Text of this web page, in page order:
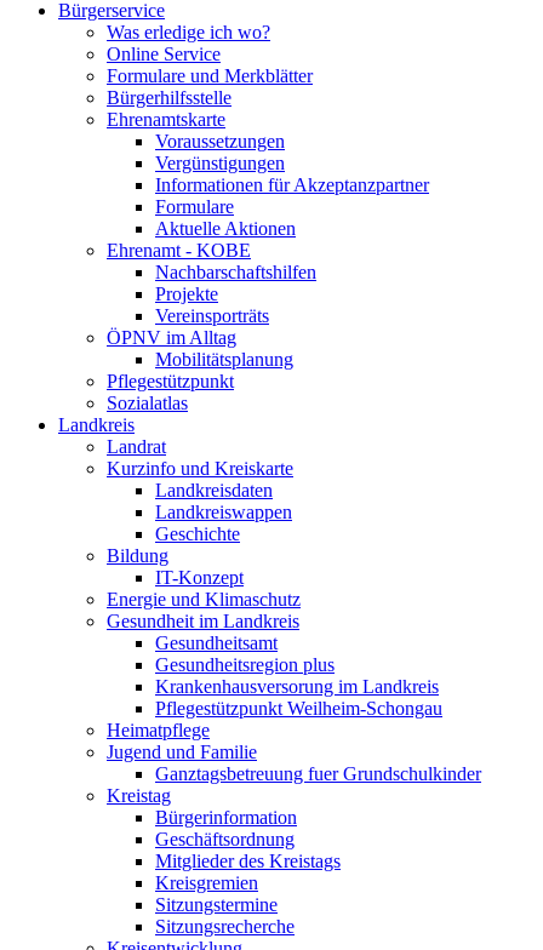
Bürgerservice
Was erledige ich wo?
Online Service
Formulare und Merkblätter
Bürgerhilfsstelle
Ehrenamtskarte
Voraussetzungen
Vergünstigungen
Informationen für Akzeptanzpartner
Formulare
Aktuelle Aktionen
Ehrenamt - KOBE
Nachbarschaftshilfen
Projekte
Vereinsporträts
ÖPNV im Alltag
Mobilitätsplanung
Pflegestützpunkt
Sozialatlas
Landkreis
Landrat
Kurzinfo und Kreiskarte
Landkreisdaten
Landkreiswappen
Geschichte
Bildung
IT-Konzept
Energie und Klimaschutz
Gesundheit im Landkreis
Gesundheitsamt
Gesundheitsregion plus
Krankenhausversorung im Landkreis
Pflegestützpunkt Weilheim-Schongau
Heimatpflege
Jugend und Familie
Ganztagsbetreuung fuer Grundschulkinder
Kreistag
Bürgerinformation
Geschäftsordnung
Mitglieder des Kreistags
Kreisgremien
Sitzungstermine
Sitzungsrecherche